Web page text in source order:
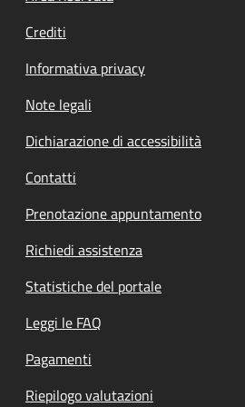
Crediti
Informativa privacy
Note legali
Dichiarazione di accessibilità
Contatti
Prenotazione appuntamento
Richiedi assistenza
Statistiche del portale
Leggi le FAQ
Pagamenti
Riepilogo valutazioni